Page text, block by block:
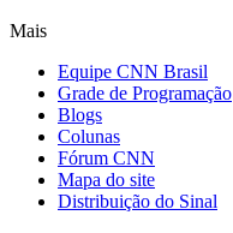
Mais
Equipe CNN Brasil
Grade de Programação
Blogs
Colunas
Fórum CNN
Mapa do site
Distribuição do Sinal